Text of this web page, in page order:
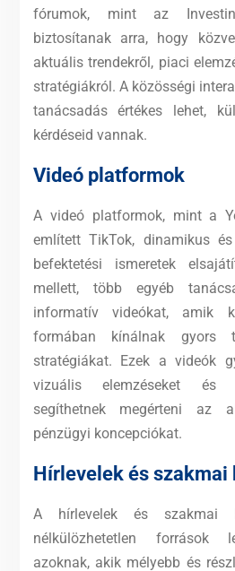
fórumok, mint az
biztosítanak arra, hogy
aktuális trendekről, piaci
stratégiákról. A közösségi
tanácsadás értékes lehet,
kérdéseid vannak.
Videó platformok
A videó platformok, mint a
említett TikTok, dinamikus
befektetési ismeretek
mellett, több egyéb
informatív videókat, amik
formában kínálnak gyors
stratégiákat. Ezek a videók
vizuális elemzéseket és
segíthetnek megérteni az
pénzügyi koncepciókat.
Hírlevelek és szakmai
A hírlevelek és szakmai
nélkülözhetetlen források
azoknak, akik mélyebb és